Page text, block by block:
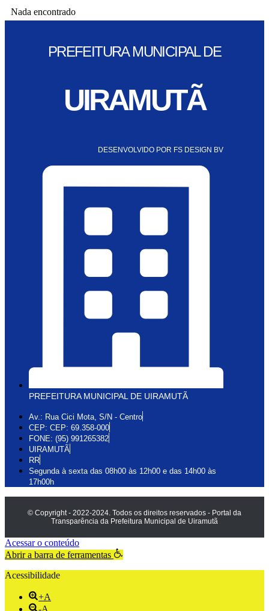
Nada encontrado
PREFEITURA MUNICIPAL DE
UIRAMUTÃ
DESENVOLVIDO POR FS DESIGN BV
PREFEITURA MUNICIPAL DE UIRAMUTÃ
Av.: Rua Cici Mota, S/N - Centro
CEP: CEP: 69.358-000
FONE: (95) 991265382
UIRAMUTÃ
RR
Segunda à sexta das 08h00 às 12h00 e das 14h00 às
17h00h
© Copyright - 2022-2024. Todos os direitos reservados - Portal da
Transparência da Prefeitura Municipal de Uiramutã
Acessar o conteúdo
Abrir a barra de ferramentas
Acessibilidade
+A
-A